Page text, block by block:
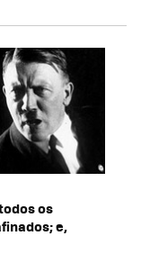
os
e,